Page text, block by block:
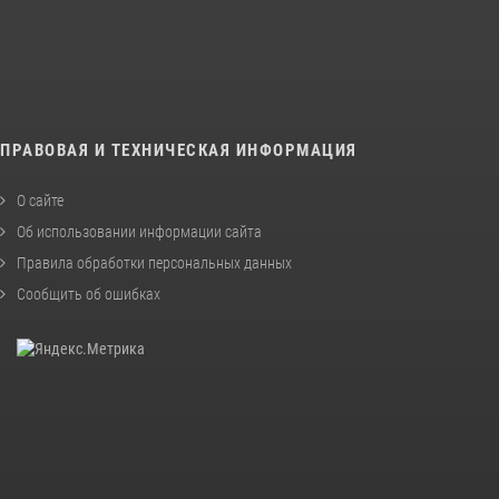
ПРАВОВАЯ И ТЕХНИЧЕСКАЯ ИНФОРМАЦИЯ
О сайте
Об использовании информации сайта
Правила обработки персональных данных
Сообщить об ошибках